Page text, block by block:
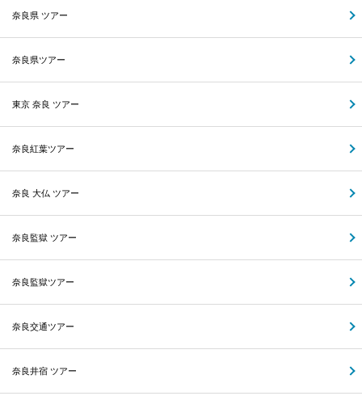
奈良県 ツアー
奈良県ツアー
東京 奈良 ツアー
奈良紅葉ツアー
奈良 大仏 ツアー
奈良監獄 ツアー
奈良監獄ツアー
奈良交通ツアー
奈良井宿 ツアー